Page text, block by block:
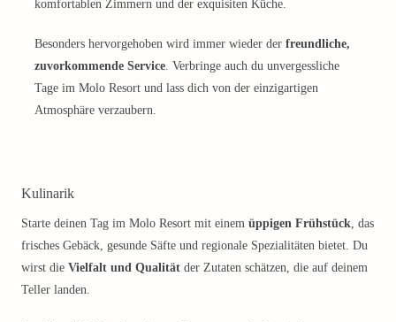
komfortablen Zimmern und der exquisiten Küche.
Besonders hervorgehoben wird immer wieder der freundliche,
zuvorkommende Service. Verbringe auch du unvergessliche
Tage im Molo Resort und lass dich von der einzigartigen
Atmosphäre verzaubern.
Kulinarik
Starte deinen Tag im Molo Resort mit einem üppigen Frühstück, das
frisches Gebäck, gesunde Säfte und regionale Spezialitäten bietet. Du
wirst die Vielfalt und Qualität der Zutaten schätzen, die auf deinem
Teller landen.